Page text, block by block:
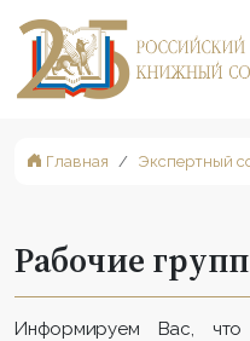
Главная Экспертный
Рабочие
Информируем Вас,